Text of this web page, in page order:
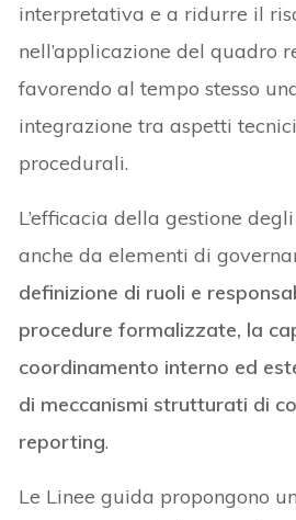
interpretativa e a ridurre il
nell’applicazione del quadro
favorendo al tempo stesso
integrazione tra aspetti
procedurali.
L’efficacia della gestione
anche da elementi di
definizione di ruoli e
procedure formalizzate, la
coordinamento interno ed
di meccanismi strutturati di
reporting.
Le Linee guida propongono